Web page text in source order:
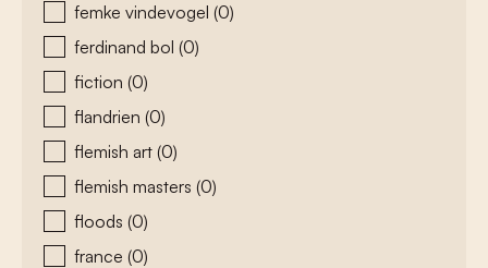
femke vindevogel (0)
ferdinand bol (0)
fiction (0)
flandrien (0)
flemish art (0)
flemish masters (0)
floods (0)
france (0)